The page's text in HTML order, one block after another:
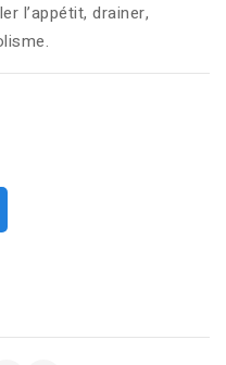
l’appétit, drainer,